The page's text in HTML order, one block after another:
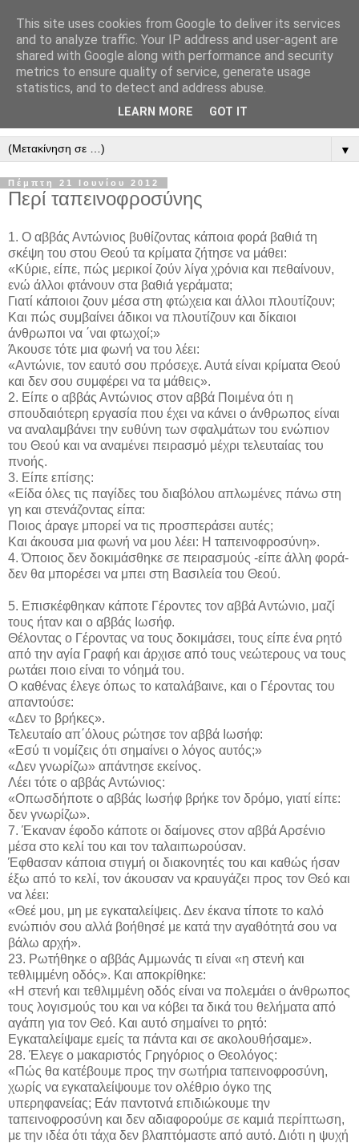
" Εξομολογεῖσθε τῶ Κυρίῳ
"
ὃτι ἀγαθός, ὃτι εἰς τόν αἰῶνα τό ἔλεος αὐτοῦ. Αλληλούϊα.
▼
Πέμπτη 21 Ιουνίου 2012
Περί ταπεινοφροσύνης
1. Ο αββάς Αντώνιος βυθίζοντας κάποια φορά βαθιά τη
σκέψη του στου Θεού τα κρίματα ζήτησε να μάθει:
«Κύριε, είπε, πώς μερικοί ζούν λίγα χρόνια και πεθαίνουν,
ενώ άλλοι φτάνουν στα βαθιά γεράματα;
Γιατί κάποιοι ζουν μέσα στη φτώχεια και άλλοι πλουτίζουν;
Και πώς συμβαίνει άδικοι να πλουτίζουν και δίκαιοι
άνθρωποι να ΄ναι φτωχοί;»
Άκουσε τότε μια φωνή να του λέει:
«Αντώνιε, τον εαυτό σου πρόσεχε. Αυτά είναι κρίματα Θεού
και δεν σου συμφέρει να τα μάθεις».
2. Είπε ο αββάς Αντώνιος στον αββά Ποιμένα ότι η
σπουδαιότερη εργασία που έχει να κάνει ο άνθρωπος είναι
να αναλαμβάνει την ευθύνη των σφαλμάτων του ενώπιον
του Θεού και να αναμένει πειρασμό μέχρι τελευταίας του
πνοής.
3. Είπε επίσης:
«Είδα όλες τις παγίδες του διαβόλου απλωμένες πάνω στη
γη και στενάζοντας είπα:
Ποιος άραγε μπορεί να τις προσπεράσει αυτές;
Και άκουσα μια φωνή να μου λέει: Η ταπεινοφροσύνη».
4. Όποιος δεν δοκιμάσθηκε σε πειρασμούς -είπε άλλη φορά-
δεν θα μπορέσει να μπει στη Βασιλεία του Θεού.
5. Επισκέφθηκαν κάποτε Γέροντες τον αββά Αντώνιο, μαζί
τους ήταν και ο αββάς Ιωσήφ.
Θέλοντας ο Γέροντας να τους δοκιμάσει, τους είπε ένα ρητό
από την αγία Γραφή και άρχισε από τους νεώτερους να τους
ρωτάει ποιο είναι το νόημά του.
Ο καθένας έλεγε όπως το καταλάβαινε, και ο Γέροντας του
απαντούσε:
«Δεν το βρήκες».
Τελευταίο απ΄όλους ρώτησε τον αββά Ιωσήφ:
«Εσύ τι νομίζεις ότι σημαίνει ο λόγος αυτός;»
«Δεν γνωρίζω» απάντησε εκείνος.
Λέει τότε ο αββάς Αντώνιος:
«Οπωσδήποτε ο αββάς Ιωσήφ βρήκε τον δρόμο, γιατί είπε:
δεν γνωρίζω».
7. Έκαναν έφοδο κάποτε οι δαίμονες στον αββά Αρσένιο
μέσα στο κελί του και τον ταλαιπωρούσαν.
Έφθασαν κάποια στιγμή οι διακονητές του και καθώς ήσαν
έξω από το κελί, τον άκουσαν να κραυγάζει προς τον Θεό και
να λέει:
«Θεέ μου, μη με εγκαταλείψεις. Δεν έκανα τίποτε το καλό
ενώπιόν σου αλλά βοήθησέ με κατά την αγαθότητά σου να
βάλω αρχή».
23. Ρωτήθηκε ο αββάς Αμμωνάς τι είναι «η στενή και
τεθλιμμένη οδός». Και αποκρίθηκε:
«Η στενή και τεθλιμμένη οδός είναι να πολεμάει ο άνθρωπος
τους λογισμούς του και να κόβει τα δικά του θελήματα από
αγάπη για τον Θεό. Και αυτό σημαίνει το ρητό:
Εγκαταλείψαμε εμείς τα πάντα και σε ακολουθήσαμε».
28. Έλεγε ο μακαριστός Γρηγόριος ο Θεολόγος:
«Πώς θα κατέβουμε προς την σωτήρια ταπεινοφροσύνη,
χωρίς να εγκαταλείψουμε τον ολέθριο όγκο της
υπερηφανείας; Εάν παντοτνά επιδιώκουμε την
ταπεινοφροσύνη και δεν αδιαφορούμε σε καμιά περίπτωση,
με την ιδέα ότι τάχα δεν βλαπτόμαστε από αυτό. Διότι η ψυχή
This site uses cookies from Google to deliver its services
and to analyze traffic. Your IP address and user-agent are
shared with Google along with performance and security
metrics to ensure quality of service, generate usage
statistics, and to detect and address abuse.
LEARN MORE GOT IT